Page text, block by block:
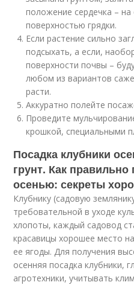
положение сердечка –
поверхностью грядки.
Если растение сильно
подсыхать, а если,
поверхности почвы –
любом из вариантов
расти.
Аккуратно полейте
Проведите
крошкой, специальными
Посадка клубники
грунт. Как правильно
осенью: секреты
Клубнику (садовую
требовательной в уходе
хлопоты, каждый садовод
красавицы хорошее место
ее ягоды. Для получения
осенняя посадка клубники,
агротехники, учитывать